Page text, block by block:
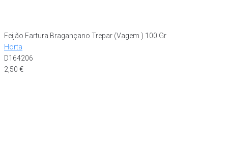
Feijão Fartura Bragançano Trepar (Vagem ) 100 Gr
Horta
D164206
2,50 €